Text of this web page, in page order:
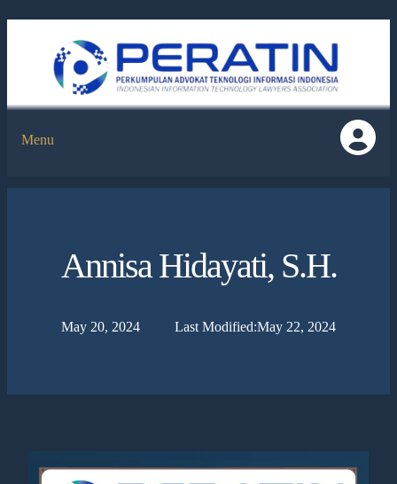
Menu
Annisa Hidayati, S.H.
May 20, 2024 Last Modified:May 22, 2024